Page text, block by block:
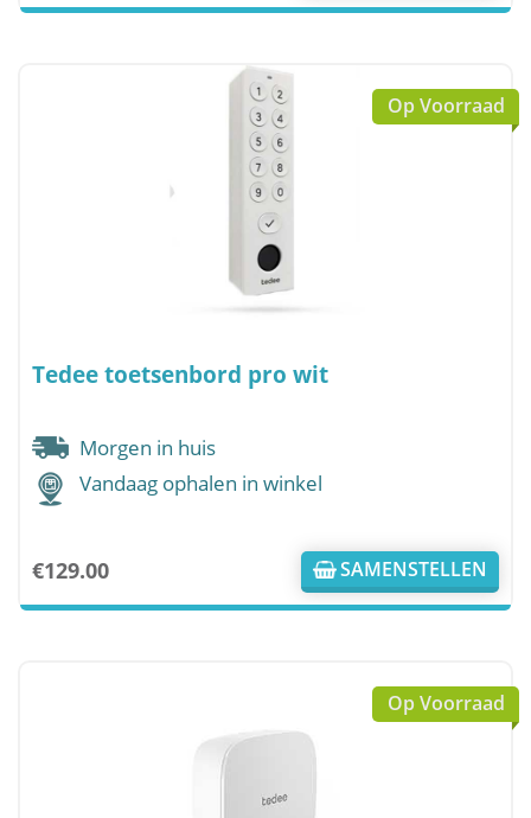
Op Voorraad
Tedee toetsenbord pro wit
Morgen in huis
Vandaag ophalen in winkel
€129.00 SAMENSTELLEN
Op Voorraad